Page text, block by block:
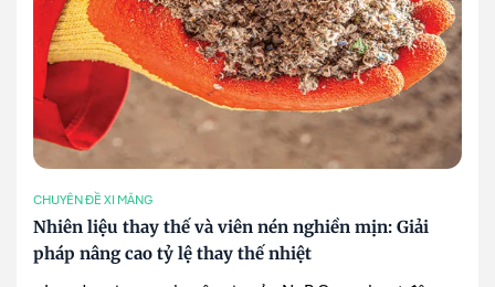
CHUYÊN ĐỀ XI MĂNG
Nhiên liệu thay thế và viên nén nghiền mịn: Giải
pháp nâng cao tỷ lệ thay thế nhiệt